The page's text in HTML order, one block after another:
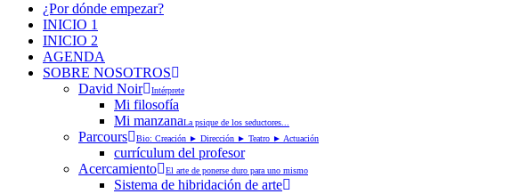
¿Por dónde empezar?
INICIO 1
INICIO 2
AGENDA
SOBRE NOSOTROS
David Noir
Intérprete
Mi filosofía
Mi manzanaLa psique de los seductores...
Parcours Bio: Creación ► Dirección ► Teatro ► Actuación
currículum del profesor
Acercamiento
El arte de ponerse duro para uno mismo
Sistema de hibridación de arte